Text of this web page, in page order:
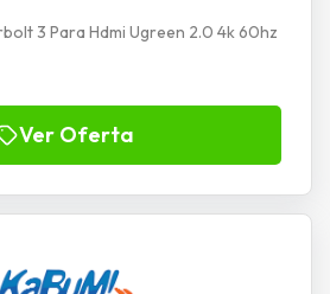
3 Para Hdmi Ugreen 2.0 4k 60hz
Ver Oferta